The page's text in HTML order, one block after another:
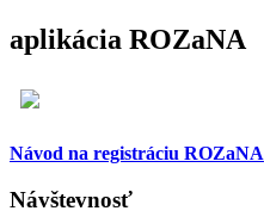
aplikácia ROZaNA
Návod na registráciu ROZaNA
Návštevnosť